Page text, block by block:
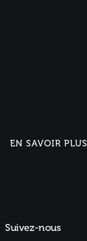
EN SAVOIR PLUS
Suivez-nous